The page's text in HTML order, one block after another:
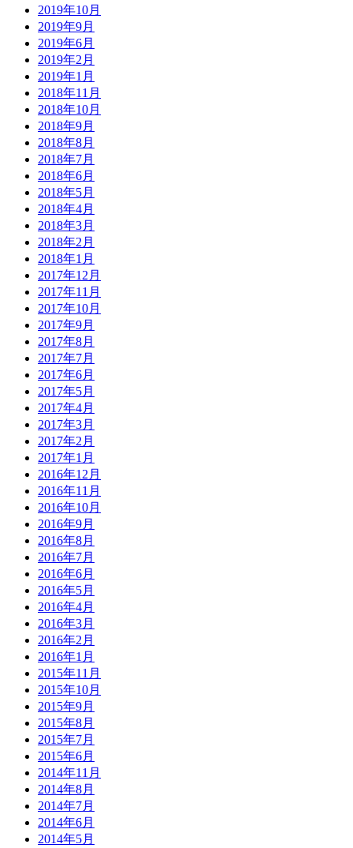
2019年10月
2019年9月
2019年6月
2019年2月
2019年1月
2018年11月
2018年10月
2018年9月
2018年8月
2018年7月
2018年6月
2018年5月
2018年4月
2018年3月
2018年2月
2018年1月
2017年12月
2017年11月
2017年10月
2017年9月
2017年8月
2017年7月
2017年6月
2017年5月
2017年4月
2017年3月
2017年2月
2017年1月
2016年12月
2016年11月
2016年10月
2016年9月
2016年8月
2016年7月
2016年6月
2016年5月
2016年4月
2016年3月
2016年2月
2016年1月
2015年11月
2015年10月
2015年9月
2015年8月
2015年7月
2015年6月
2014年11月
2014年8月
2014年7月
2014年6月
2014年5月